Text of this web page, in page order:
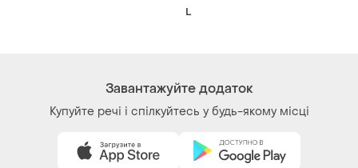
L
Завантажуйте додаток
Купуйте речі і спілкуйтесь у будь-якому місці